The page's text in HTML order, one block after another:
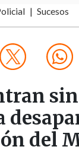
Sucesos
del